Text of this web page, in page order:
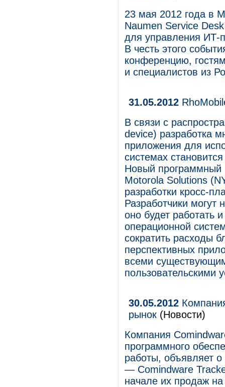
23 мая 2012 года в
Naumen Service
для управления ИТ-
В честь этого
конференцию,
и специалистов из
31.05.2012
В связи с
device) разработка
приложения для
системах
Новый программный
Motorola Solutions
разработки кросс-
Разработчики могут
оно будет работать
операционной
сократить расходы
перспективных
всеми
пользовательскими
30.05.2012
рынок (Новости)
Компания
программного
работы, объявляет о
— Comindware
начале их продаж